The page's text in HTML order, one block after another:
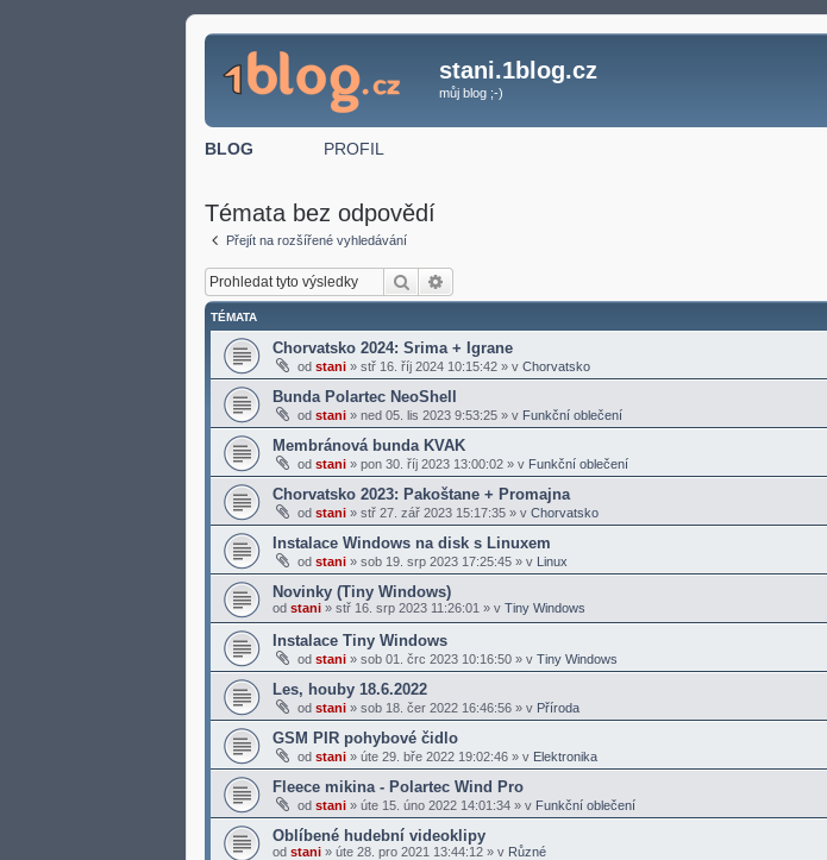
stani.1blog.cz
můj blog ;-)
BLOG PROFIL
Témata bez odpovědí
Přejít na rozšířené vyhledávání
Hledat
TÉMATA
Chorvatsko 2024: Srima + Igrane
od stani » stř 16. říj 2024 10:15:42 » v Chorvatsko
Bunda Polartec NeoShell
od stani » ned 05. lis 2023 9:53:25 » v Funkční oblečení
Membránová bunda KVAK
od stani » pon 30. říj 2023 13:00:02 » v Funkční oblečení
Chorvatsko 2023: Pakoštane + Promajna
od stani » stř 27. zář 2023 15:17:35 » v Chorvatsko
Instalace Windows na disk s Linuxem
od stani » sob 19. srp 2023 17:25:45 » v Linux
Novinky (Tiny Windows)
od stani » stř 16. srp 2023 11:26:01 » v Tiny Windows
Instalace Tiny Windows
od stani » sob 01. črc 2023 10:16:50 » v Tiny Windows
Les, houby 18.6.2022
od stani » sob 18. čer 2022 16:46:56 » v Příroda
GSM PIR pohybové čidlo
od stani » úte 29. bře 2022 19:02:46 » v Elektronika
Fleece mikina - Polartec Wind Pro
od stani » úte 15. úno 2022 14:01:34 » v Funkční oblečení
Oblíbené hudební videoklipy
od stani » úte 28. pro 2021 13:44:12 » v Různé